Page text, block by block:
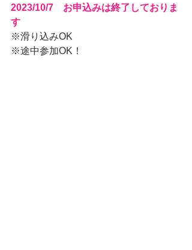
2023/10/7　お申込みは終了しておりま
す
※滑り込みOK
※途中参加OK！